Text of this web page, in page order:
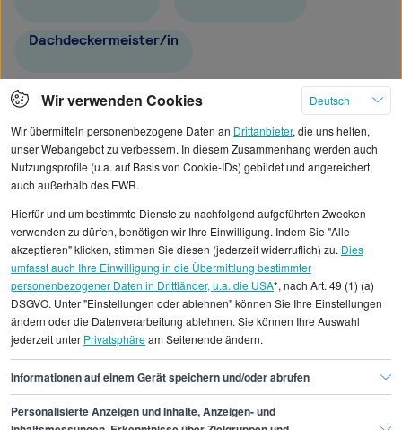
Dachdeckermeister/in
Stuckateurmeister/in
statistischen Erhebungen durch StepStone. Es sind
Durchschnittswerte und die Angaben können nicht
einzelnen Stellenangeboten zugeordnet werden.
Gehaltsinformationen
Handwerk
Fassadenmonteur/in
Wir verwenden Cookies
Deutsch
Wir übermitteln personenbezogene Daten an Drittanbieter, die uns helfen,
unser Webangebot zu verbessern. In diesem Zusammenhang werden auch
Nutzungsprofile (u.a. auf Basis von Cookie-IDs) gebildet und angereichert,
auch außerhalb des EWR.
Hierfür und um bestimmte Dienste zu nachfolgend aufgeführten Zwecken
verwenden zu dürfen, benötigen wir Ihre Einwilligung. Indem Sie "Alle
akzeptieren" klicken, stimmen Sie diesen (jederzeit widerruflich) zu. Dies
umfasst auch Ihre Einwilligung in die Übermittlung bestimmter
personenbezogener Daten in Drittländer, u.a. die USA*, nach Art. 49 (1) (a)
DSGVO. Unter "Einstellungen oder ablehnen" können Sie Ihre Einstellungen
ändern oder die Datenverarbeitung ablehnen. Sie können Ihre Auswahl
jederzeit unter Privatsphäream Seitenende ändern.
Informationen auf einem Gerät speichern und/oder abrufen
Personalisierte Anzeigen und Inhalte, Anzeigen- und